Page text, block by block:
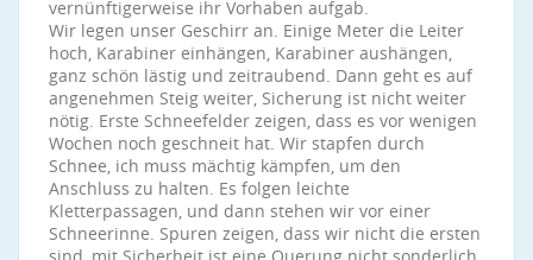
vernünftigerweise ihr Vorhaben aufgab.
Wir legen unser Geschirr an. Einige Meter die Leiter
hoch, Karabiner einhängen, Karabiner aushängen,
ganz schön lästig und zeitraubend. Dann geht es auf
angenehmen Steig weiter, Sicherung ist nicht weiter
nötig. Erste Schneefelder zeigen, dass es vor wenigen
Wochen noch geschneit hat. Wir stapfen durch
Schnee, ich muss mächtig kämpfen, um den
Anschluss zu halten. Es folgen leichte
Kletterpassagen, und dann stehen wir vor einer
Schneerinne. Spuren zeigen, dass wir nicht die ersten